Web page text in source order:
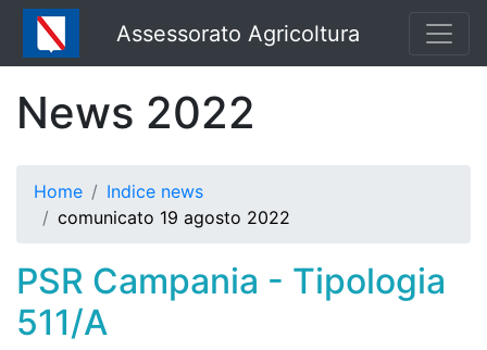
Assessorato Agricoltura
News 2022
Home
Indice news
comunicato 19 agosto 2022
PSR Campania - Tipologia
511/A